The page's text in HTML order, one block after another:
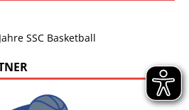
SSC Basketball